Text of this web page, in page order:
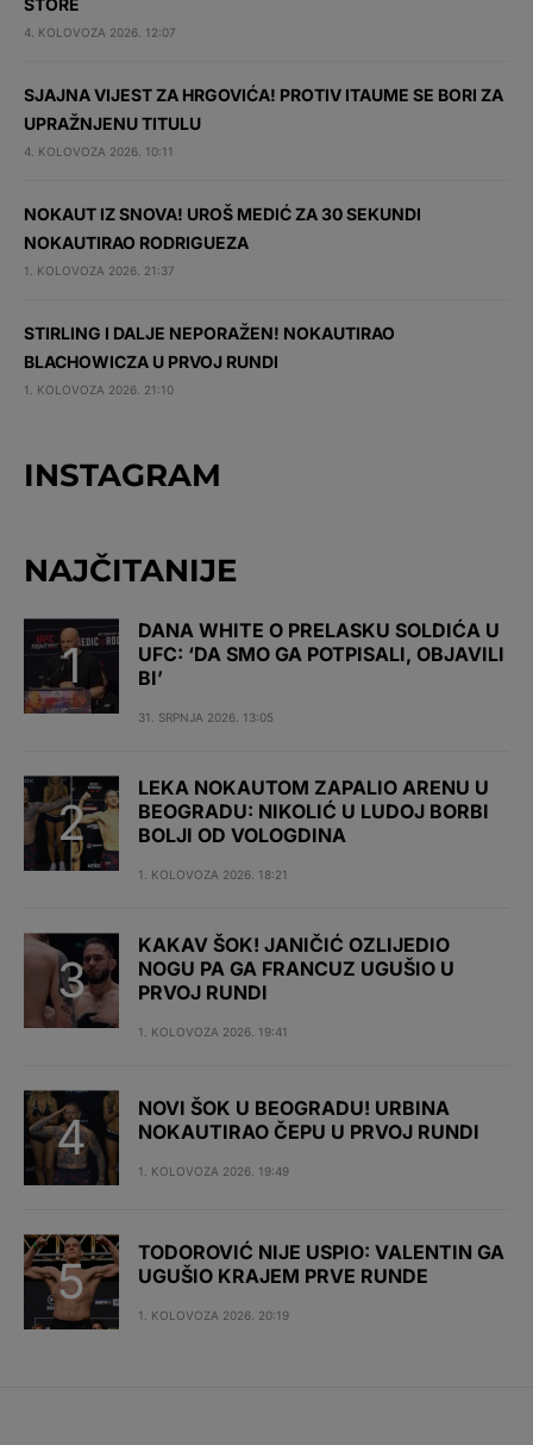
STORE
4. KOLOVOZA 2026. 12:07
SJAJNA VIJEST ZA HRGOVIĆA! PROTIV ITAUME SE BORI ZA
UPRAŽNJENU TITULU
4. KOLOVOZA 2026. 10:11
NOKAUT IZ SNOVA! UROŠ MEDIĆ ZA 30 SEKUNDI
NOKAUTIRAO RODRIGUEZA
1. KOLOVOZA 2026. 21:37
STIRLING I DALJE NEPORAŽEN! NOKAUTIRAO
BLACHOWICZA U PRVOJ RUNDI
1. KOLOVOZA 2026. 21:10
INSTAGRAM
NAJČITANIJE
DANA WHITE O PRELASKU SOLDIĆA U
UFC: ‘DA SMO GA POTPISALI, OBJAVILI
BI’
31. SRPNJA 2026. 13:05
LEKA NOKAUTOM ZAPALIO ARENU U
BEOGRADU: NIKOLIĆ U LUDOJ BORBI
BOLJI OD VOLOGDINA
1. KOLOVOZA 2026. 18:21
KAKAV ŠOK! JANIČIĆ OZLIJEDIO
NOGU PA GA FRANCUZ UGUŠIO U
PRVOJ RUNDI
1. KOLOVOZA 2026. 19:41
NOVI ŠOK U BEOGRADU! URBINA
NOKAUTIRAO ČEPU U PRVOJ RUNDI
1. KOLOVOZA 2026. 19:49
TODOROVIĆ NIJE USPIO: VALENTIN GA
UGUŠIO KRAJEM PRVE RUNDE
1. KOLOVOZA 2026. 20:19